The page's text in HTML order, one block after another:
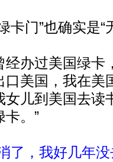
门”也确实是“
办过美国绿卡
美国，我在美
女儿到美国去读
卡。”
了，我好几年